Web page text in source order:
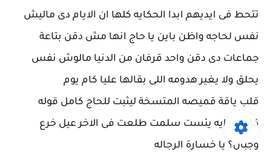
تتحط فى ايديهم ابدا الحكايه كلها ان الايام دى ماليش
نفس لحاجه واظن باين يا حاج انها مش دقن بتاعة
جماعات دى دقن واحد قرفان من الدنيا مالوش نفس
يحلق ولا يغير هدومه اللى بقالها عليا كام يوم
قلب ياقة قميصه المتسخة ليثبت للحاج كامل قوله
كامل :: ايه يئست سلمت طلعت فى الاخر عيل خرع
وجبان؟ يا خسارة الرجاله